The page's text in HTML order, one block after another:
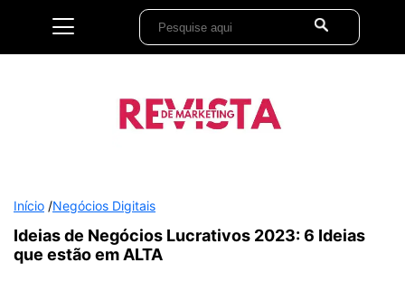
Início /Negócios Digitais
Ideias de Negócios Lucrativos 2023: 6 Ideias
que estão em ALTA